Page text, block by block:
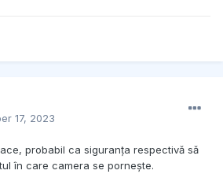
17, 2023
probabil ca siguranța respectivă să
în care camera se pornește.